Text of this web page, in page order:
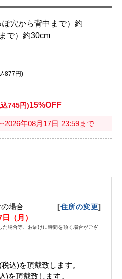
ぽ穴から背中まで）約
で）約30cm
877円)
745円)15%OFF
年08月17日 23:59まで
場合 [住所の変更]
（月）
場合等、お届けに時間を頂く場合がござ
込)を頂戴致します。
)を頂戴致します。